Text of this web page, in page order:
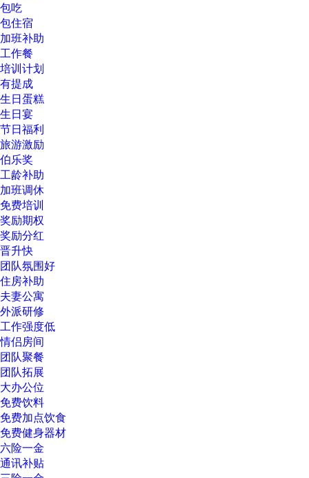
包吃
包住宿
加班补助
工作餐
培训计划
有提成
生日蛋糕
生日宴
节日福利
旅游激励
伯乐奖
工龄补助
加班调休
免费培训
奖励期权
奖励分红
晋升快
团队氛围好
住房补助
夫妻公寓
外派研修
工作强度低
情侣房间
团队聚餐
团队拓展
大办公位
免费饮料
免费加点饮食
免费健身器材
六险一金
通讯补贴